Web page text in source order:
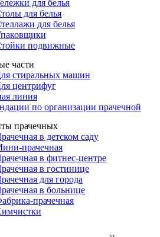
для белья
для белья
для белья
подвижные
части
стиральных машин
центрифуг
линия
по организации прачечной
прачечных
в детском саду
прачечная
в фитнес-центре
в гостинице
для города
в больнице
прачечная